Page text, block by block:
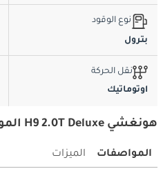
نوع الوقود
بترول
نقل الحركة
اوتوماتيك
هونغشي H9 2.0T Deluxe المواصفات والميزات
المواصفات الميزات